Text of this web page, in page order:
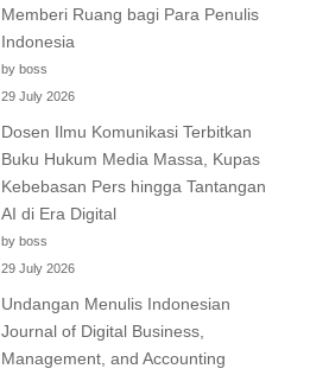
Memberi Ruang bagi Para Penulis
Indonesia
by boss
29 July 2026
Dosen Ilmu Komunikasi Terbitkan
Buku Hukum Media Massa, Kupas
Kebebasan Pers hingga Tantangan
AI di Era Digital
by boss
29 July 2026
Undangan Menulis Indonesian
Journal of Digital Business,
Management, and Accounting